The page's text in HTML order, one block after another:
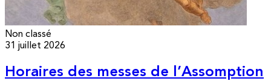
Non classé
31 juillet 2026
Horaires des messes de l’Assomption